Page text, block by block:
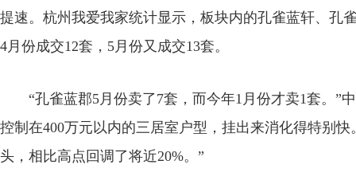
提速。杭州我爱我家统计显示，板块内的孔雀蓝轩、孔
4月份成交12套，5月份又成交13套。
“孔雀蓝郡5月份卖了7套，而今年1月份才卖1套。”
控制在400万元以内的三居室户型，挂出来消化得特别
头，相比高点回调了将近20%。”